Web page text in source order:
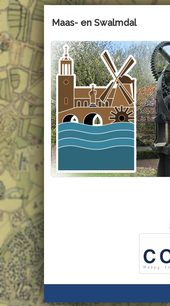
Maas- en Swalmdal